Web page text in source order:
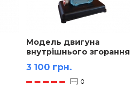
Модель двигуна
внутрішнього згорання
3 100 грн.
0